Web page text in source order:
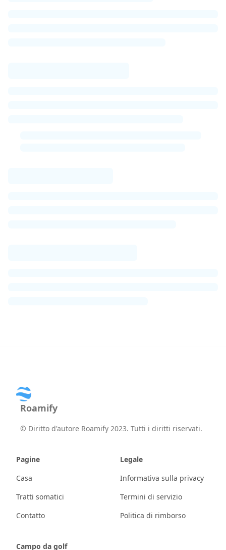
Roamify
© Diritto d'autore Roamify 2023. Tutti i diritti riservati.
Pagine
Casa
Tratti somatici
Contatto
Legale
Informativa sulla privacy
Termini di servizio
Politica di rimborso
Campo da golf